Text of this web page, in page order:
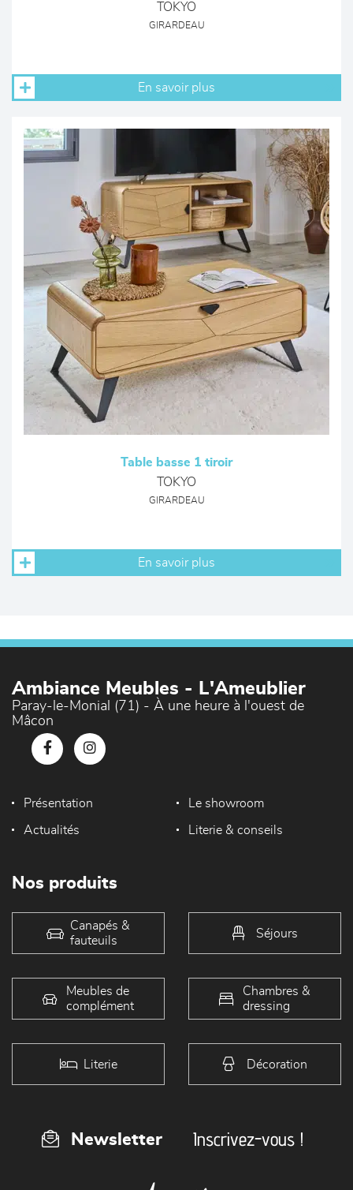
TOKYO
GIRARDEAU
En savoir plus
Table basse 1 tiroir
TOKYO
GIRARDEAU
En savoir plus
Ambiance Meubles - L'Ameublier
Paray-le-Monial (71) - À une heure à l'ouest de
Mâcon
Présentation Le showroom
Actualités Literie & conseils
Nos produits
Canapés &
fauteuils
Séjours
Meubles de
complément
Chambres &
dressing
Literie Décoration
Newsletter Inscrivez-vous !